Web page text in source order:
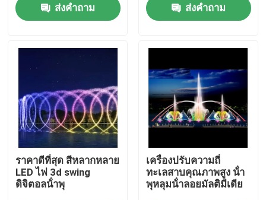
เกี่ยวกับเรา
ทัวร์โรงงาน
ควบคุมคุณภาพ
ส่งคำถาม ส่งคำถาม
ราคาดีที่สุด สีหลากหลาย
LED ไฟ 3d swing
ดิจิตอลน้ําพุ
เครื่องปรับความถี่
ทะเลสาบคุณภาพสูง น้ํา
พุหลุมน้ําลอยมัลติมีเดีย